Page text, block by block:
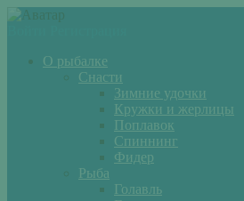
О рыбалке
Снасти
Зимние удочки
Кружки и жерлицы
Поплавок
Спиннинг
Фидер
Рыба
Голавль